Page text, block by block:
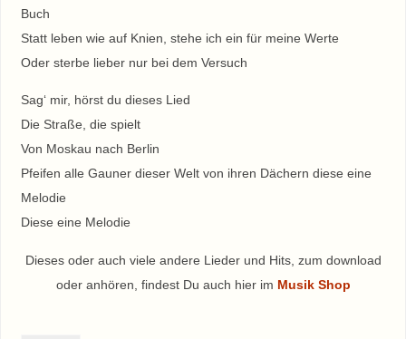
Buch
Statt leben wie auf Knien, stehe ich ein für meine Werte
Oder sterbe lieber nur bei dem Versuch
Sag‘ mir, hörst du dieses Lied
Die Straße, die spielt
Von Moskau nach Berlin
Pfeifen alle Gauner dieser Welt von ihren Dächern diese eine
Melodie
Diese eine Melodie
Dieses oder auch viele andere Lieder und Hits, zum download
oder anhören, findest Du auch hier im Musik Shop